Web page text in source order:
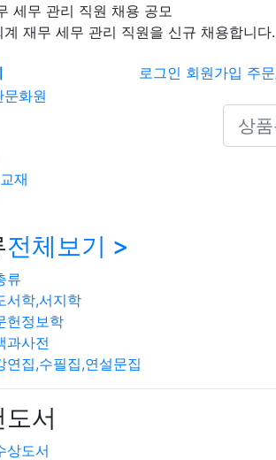
세무 관리 직원 채용 공모
재무 세무 관리 직원을 신규 채용합니
로그인 회원가입 주
Search
재
전체보기 >
류
서학,서지학
헌정보학
과사전
연집,수필집,연설문집
서
상도서